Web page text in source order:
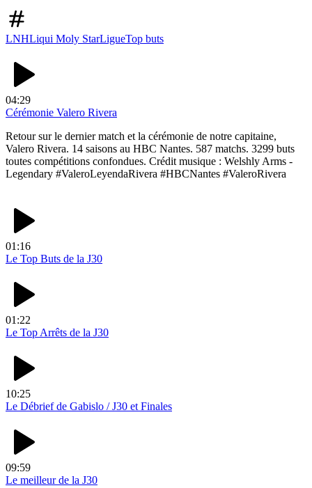
LNHLiqui Moly StarLigueTop buts
04:29
Cérémonie Valero Rivera
Retour sur le dernier match et la cérémonie de notre capitaine,
Valero Rivera. 14 saisons au HBC Nantes. 587 matchs. 3299 buts
toutes compétitions confondues. Crédit musique : Welshly Arms -
Legendary #ValeroLeyendaRivera #HBCNantes #ValeroRivera
01:16
Le Top Buts de la J30
01:22
Le Top Arrêts de la J30
10:25
Le Débrief de Gabislo / J30 et Finales
09:59
Le meilleur de la J30